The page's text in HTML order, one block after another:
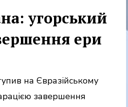
угорський
ери
на Євразійському
завершення